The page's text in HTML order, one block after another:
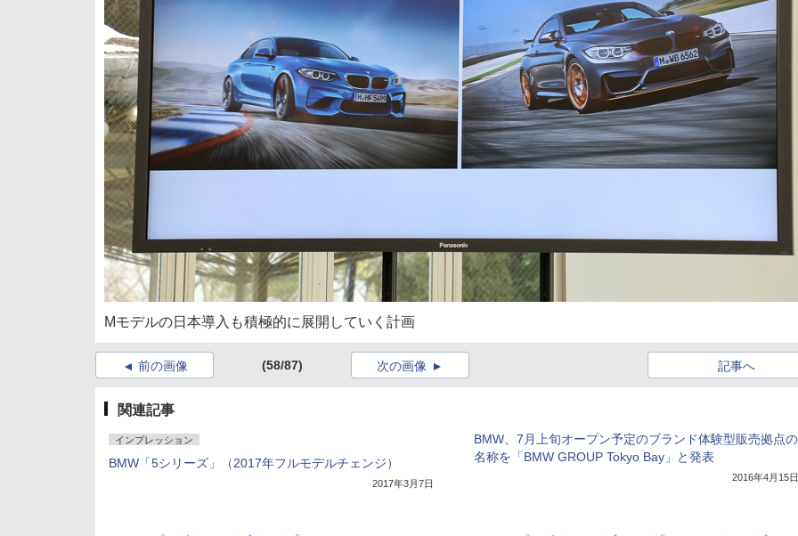
Mモデルの日本導入も積極的に展開していく計画
前の画像 (58/87) 記事へ
次の画像
関連記事
インプレッション
BMW「5シリーズ」（2017年フルモデルチェンジ）
2017年3月7日
BMW、7月上旬オープン予定のブランド体験型販売拠点の
名称を「BMW GROUP Tokyo Bay」と発表
2016年4月15日